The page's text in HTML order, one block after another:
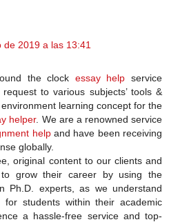
de 2019 a las 13:41
the clock essay help service
to various subjects’ tools &
learning concept for the
helper. We are a renowned service
helpand have been receiving
globally.
original content to our clients and
grow their career by using the
Ph.D. experts, as we understand
for students within their academic
a hassle-free service and top-